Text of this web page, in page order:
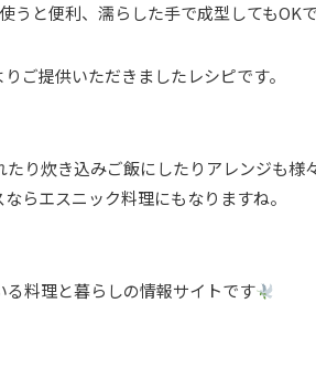
と便利、濡らした手で成型してもOKで
ご提供いただきましたレシピです。
り炊き込みご飯にしたりアレンジも様
らエスニック料理にもなりますね。
料理と暮らしの情報サイトです